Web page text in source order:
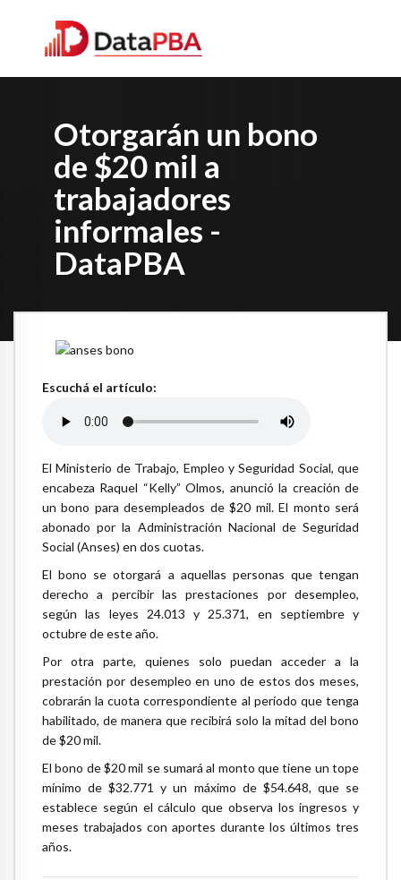
Otorgarán un bono
de $20 mil a
trabajadores
informales -
DataPBA
Escuchá el artículo:
El Ministerio de Trabajo, Empleo y Seguridad Social, que
encabeza Raquel “Kelly” Olmos, anunció la creación de
un bono para desempleados de $20 mil. El monto será
abonado por la Administración Nacional de Seguridad
Social (Anses) en dos cuotas.
El bono se otorgará a aquellas personas que tengan
derecho a percibir las prestaciones por desempleo,
según las leyes 24.013 y 25.371, en septiembre y
octubre de este año.
Por otra parte, quienes solo puedan acceder a la
prestación por desempleo en uno de estos dos meses,
cobrarán la cuota correspondiente al período que tenga
habilitado, de manera que recibirá solo la mitad del bono
de $20 mil.
El bono de $20 mil se sumará al monto que tiene un tope
mínimo de $32.771 y un máximo de $54.648, que se
establece según el cálculo que observa los ingresos y
meses trabajados con aportes durante los últimos tres
años.